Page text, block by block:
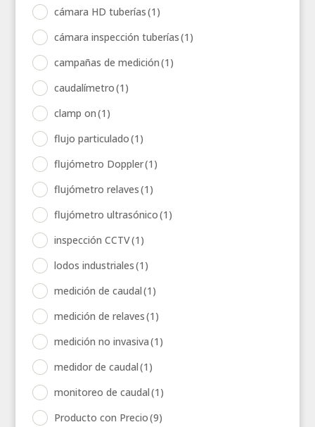
cámara HD tuberías(1)
cámara inspección tuberías(1)
campañas de medición(1)
caudalímetro(1)
clamp on(1)
flujo particulado(1)
flujómetro Doppler(1)
flujómetro relaves(1)
flujómetro ultrasónico(1)
inspección CCTV(1)
lodos industriales(1)
medición de caudal(1)
medición de relaves(1)
medición no invasiva(1)
medidor de caudal(1)
monitoreo de caudal(1)
Producto con Precio(9)